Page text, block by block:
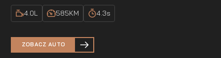
4.0L 585KM 4.3s
ZOBACZ AUTO